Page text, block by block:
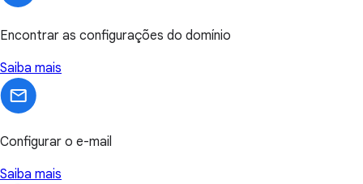
Encontrar as configurações do domínio
Saiba mais
Configurar o e-mail
Saiba mais